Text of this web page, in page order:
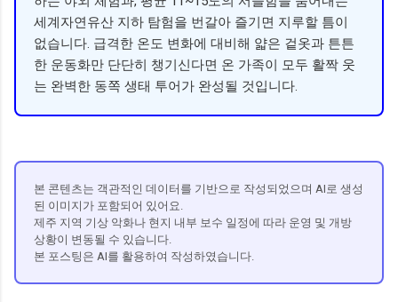
세계자연유산 지하 탐험을 번갈아 즐기면 지루할 틈이
없습니다. 급격한 온도 변화에 대비해 얇은 겉옷과 튼튼
한 운동화만 단단히 챙기신다면 온 가족이 모두 활짝 웃
는 완벽한 동쪽 생태 투어가 완성될 것입니다.
본 콘텐츠는 객관적인 데이터를 기반으로 작성되었으며 AI로 생성
된 이미지가 포함되어 있어요.
제주 지역 기상 악화나 현지 내부 보수 일정에 따라 운영 및 개방
상황이 변동될 수 있습니다.
본 포스팅은 AI를 활용하여 작성하였습니다.